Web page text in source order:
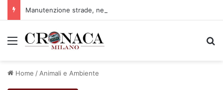
Menu
Home / Animali e Ambiente